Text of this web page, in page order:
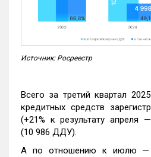
Источник: Росреестр
Всего за третий квартал
кредитных средств
(+21% к результату апреля
(10 986 ДДУ).
А по отношению к июлю —